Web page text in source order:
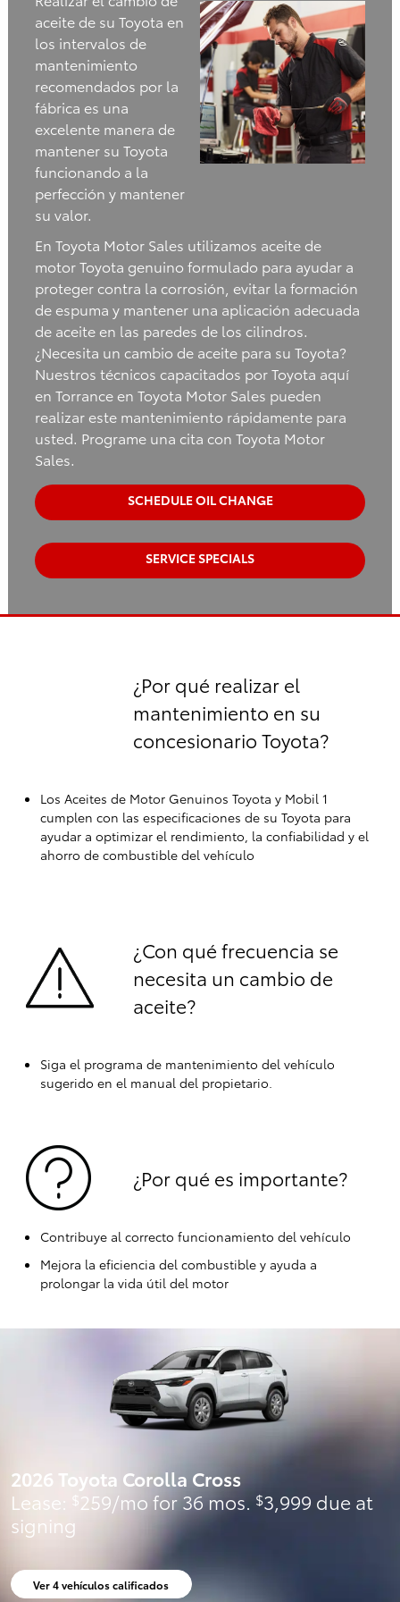
aceite de su Toyota en
los intervalos de
mantenimiento
recomendados por la
fábrica es una
excelente manera de
mantener su Toyota
funcionando a la
perfección y mantener
su valor.
En Toyota Motor Sales utilizamos aceite de
motor Toyota genuino formulado para ayudar a
proteger contra la corrosión, evitar la formación
de espuma y mantener una aplicación adecuada
de aceite en las paredes de los cilindros.
¿Necesita un cambio de aceite para su Toyota?
Nuestros técnicos capacitados por Toyota aquí
en Torrance en Toyota Motor Sales pueden
realizar este mantenimiento rápidamente para
usted. Programe una cita con Toyota Motor
Sales.
SCHEDULE OIL CHANGE
SERVICE SPECIALS
¿Por qué realizar el
mantenimiento en su
concesionario Toyota?
Los Aceites de Motor Genuinos Toyota y Mobil 1
cumplen con las especificaciones de su Toyota para
ayudar a optimizar el rendimiento, la confiabilidad y el
ahorro de combustible del vehículo
¿Con qué frecuencia se
necesita un cambio de
aceite?
Siga el programa de mantenimiento del vehículo
sugerido en el manual del propietario.
¿Por qué es importante?
Contribuye al correcto funcionamiento del vehículo
Mejora la eficiencia del combustible y ayuda a
prolongar la vida útil del motor
2026 Toyota Corolla Cross
Lease:
$259/mo for 36 mos. $3,999 due at
signing
Ver 4 vehículos calificados
abrir en la misma pestaña